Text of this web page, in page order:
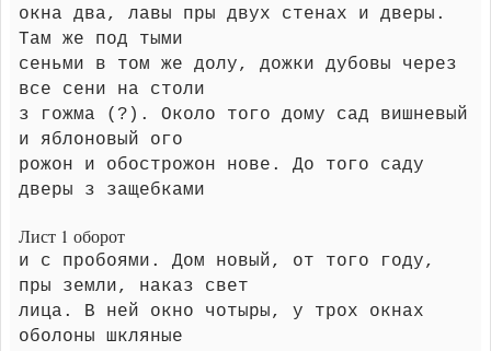
окна два, лавы пры двух стенах и дверы.
Там же под тыми
сеньми в том же долу, дожки дубовы через
все сени на столи
з гожма (?). Около того дому сад вишневый
и яблоновый ого
рожон и обострожон нове. До того саду
дверы з защебками
Лист 1 оборот
и с пробоями. Дом новый, от того году,
пры земли, наказ свет
лица. В ней окно чотыры, у трох окнах
оболоны шкляные